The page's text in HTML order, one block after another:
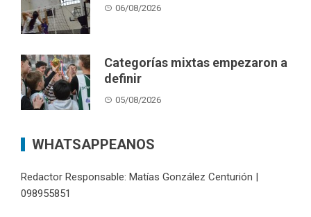
06/08/2026
Categorías mixtas empezaron a
definir
05/08/2026
WHATSAPPEANOS
Redactor Responsable: Matías González Centurión |
098955851